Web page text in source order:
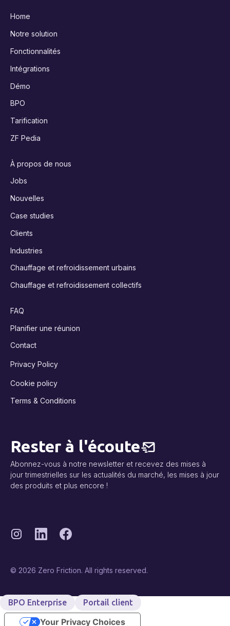
Home
Notre solution
Fonctionnalités
Intégrations
Démo
BPO
Tarification
ZF Pedia
À propos de nous
Jobs
Nouvelles
Case studies
Clients
Industries
Chauffage et refroidissement urbains
Chauffage et refroidissement collectifs
FAQ
Planifier une réunion
Contact
Privacy Policy
Cookie policy
Terms & Conditions
Rester à l'écoute
Abonnez-vous à notre newsletter et recevez des mises à
jour trimestrielles sur les actualités du marché, les mises à jour
des produits et plus encore !
© 2026 Zero Friction. All rights reserved.
BPO Enterprise Portail client
Your Privacy Choices